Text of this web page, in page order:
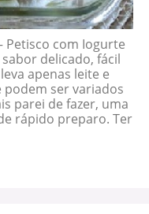
Petisco com Iogurte
delicado, fácil
apenas leite e
ser variados
parei de fazer, uma
rápido preparo. Ter